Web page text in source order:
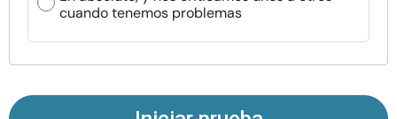
Sobre nosotros Contáctanos Escríbenos
nosotros
© Copyright 2026. Todos los derechos reservados.
cuando tenemos problemas